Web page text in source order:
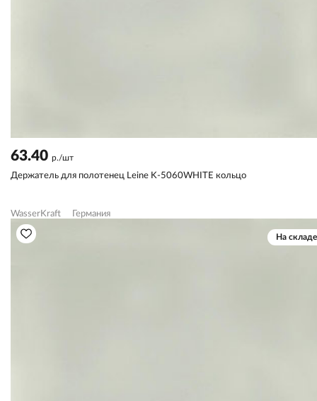
63.40 р./шт
Держатель для полотенец Leine K-5060WHITE кольцо
WasserKraft Германия
На складе